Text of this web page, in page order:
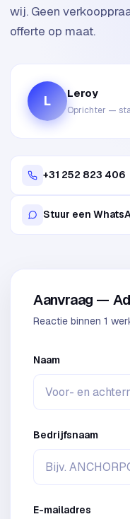
wij. Geen
offerte op maat.
L Leroy
Oprichter —
+31 252 823 406
Stuur een
Aanvraag —
Reactie binnen 1
Naam
Bedrijfsnaam
E-mailadres